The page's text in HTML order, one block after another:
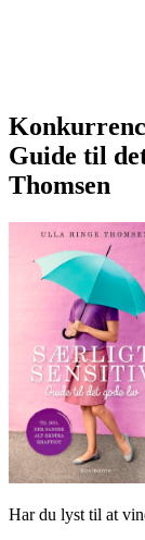
Guide til
Thomsen
Har du lyst til at